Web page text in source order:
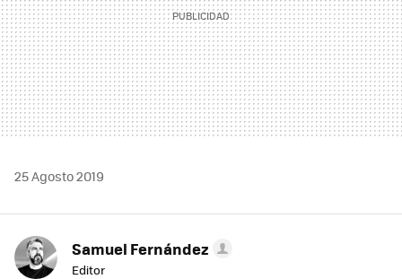
25 Agosto 2019
Samuel Fernández
Editor